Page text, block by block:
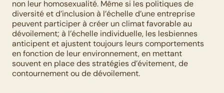
non leur homosexualité. Même si les politiques de
diversité et d’inclusion à l’échelle d’une entreprise
peuvent participer à créer un climat favorable au
dévoilement; à l’échelle individuelle, les lesbiennes
anticipent et ajustent toujours leurs comportements
en fonction de leur environnement, en mettant
souvent en place des stratégies d’évitement, de
contournement ou de dévoilement.